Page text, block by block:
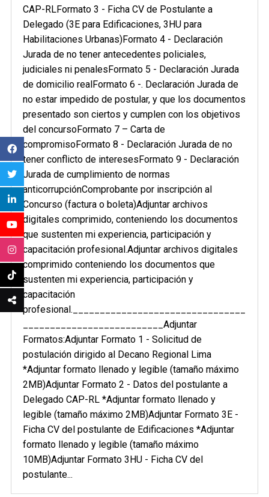
CAP-RLFormato 3 - Ficha CV de Postulante a
Delegado (3E para Edificaciones, 3HU para
Habilitaciones Urbanas)Formato 4 - Declaración
Jurada de no tener antecedentes policiales,
judiciales ni penalesFormato 5 - Declaración Jurada
de domicilio realFormato 6 -. Declaración Jurada de
no estar impedido de postular, y que los documentos
presentado son ciertos y cumplen con los objetivos
del concursoFormato 7 – Carta de
compromisoFormato 8 - Declaración Jurada de no
tener conflicto de interesesFormato 9 - Declaración
Jurada de cumplimiento de normas
anticorrupciónComprobante por inscripción al
Concurso (factura o boleta)Adjuntar archivos
digitales comprimido, conteniendo los documentos
que sustenten mi experiencia, participación y
capacitación profesional.Adjuntar archivos digitales
comprimido conteniendo los documentos que
sustenten mi experiencia, participación y
capacitación
profesional.________________________________
__________________________Adjuntar
Formatos:Adjuntar Formato 1 - Solicitud de
postulación dirigido al Decano Regional Lima
*Adjuntar formato llenado y legible (tamaño máximo
2MB)Adjuntar Formato 2 - Datos del postulante a
Delegado CAP-RL *Adjuntar formato llenado y
legible (tamaño máximo 2MB)Adjuntar Formato 3E -
Ficha CV del postulante de Edificaciones *Adjuntar
formato llenado y legible (tamaño máximo
10MB)Adjuntar Formato 3HU - Ficha CV del
postulante...